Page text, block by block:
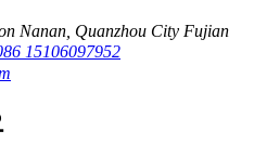
Nanan, Quanzhou City Fujian
15106097952